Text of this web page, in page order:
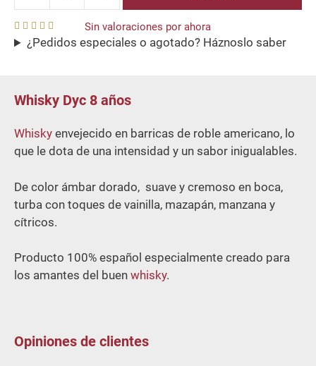
0
f
5
Sin valoraciones por ahora
8
¿Pedidos especiales o agotado? Háznoslo saber
Whisky Dyc 8 años
Whisky envejecido en barricas de roble americano, lo
que le dota de una intensidad y un sabor inigualables.
De color ámbar dorado, suave y cremoso en boca,
turba con toques de vainilla, mazapán, manzana y
cítricos.
Producto 100% español especialmente creado para
los amantes del buen whisky.
Opiniones de clientes